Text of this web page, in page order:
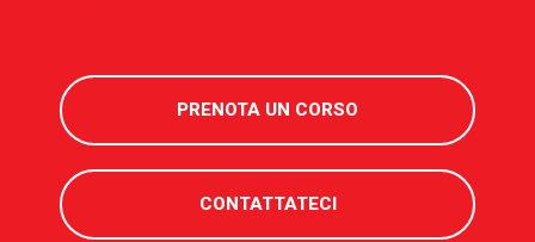
PRENOTA UN CORSO
CONTATTATECI